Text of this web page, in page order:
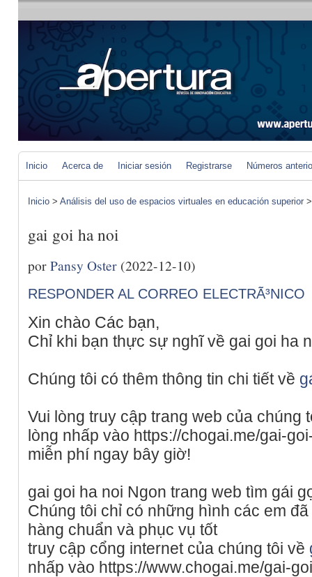
Inicio Acerca de Iniciar sesión Registrarse Números
Inicio > Análisis del uso de espacios virtuales en educación superior
gai goi ha noi
porPansy Oster (2022-12-10)
RESPONDER AL CORREO ELECTRÃ³NICO
Xin chào Các bạn,
Chỉ khi bạn thực sự nghĩ về gai goi ha
Chúng tôi có thêm thông tin chi tiết về
Vui lòng truy cập trang web của chúng
lòng nhấp vào https://chogai.me/gai-
miễn phí ngay bây giờ!
gai goi ha noi Ngon trang web tìm gái
Chúng tôi chỉ có những hình các em
hàng chuẩn và phục vụ tốt
truy cập cổng internet của chúng tôi về
nhấp vào https://www.chogai.me/gai-